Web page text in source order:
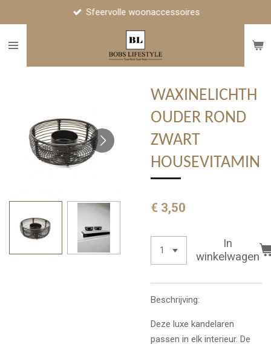
naar
Sfeervolle woonaccessoires
WAXINELICHTH
OUDER ROND
ZWART
HOUSEVITAMIN
€ 3,50
In
winkelwagen
Beschrijving:
Deze luxe kandelaren
passen in elk interieur. De